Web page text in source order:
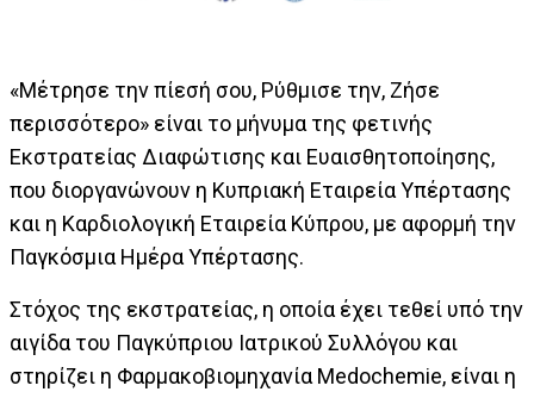
«Μέτρησε την πίεσή σου, Ρύθμισε την, Ζήσε
περισσότερο» είναι το μήνυμα της φετινής
Εκστρατείας Διαφώτισης και Ευαισθητοποίησης,
που διοργανώνουν η Κυπριακή Εταιρεία Υπέρτασης
και η Καρδιολογική Εταιρεία Κύπρου, με αφορμή την
Παγκόσμια Ημέρα Υπέρτασης.
Στόχος της εκστρατείας, η οποία έχει τεθεί υπό την
αιγίδα του Παγκύπριου Ιατρικού Συλλόγου και
στηρίζει η Φαρμακοβιομηχανία Medochemie, είναι η